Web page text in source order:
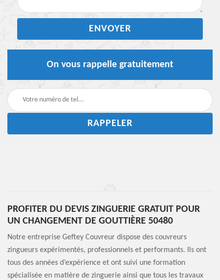
On vous rappelle gratuitement
PROFITER DU DEVIS ZINGUERIE GRATUIT POUR
UN CHANGEMENT DE GOUTTIÈRE 50480
Notre entreprise Geftey Couvreur dispose des couvreurs
zingueurs expérimentés, professionnels et performants. Ils ont
tous des années d’expérience et ont suivi une formation
spécialisée en matière de zinguerie ainsi que tous les travaux